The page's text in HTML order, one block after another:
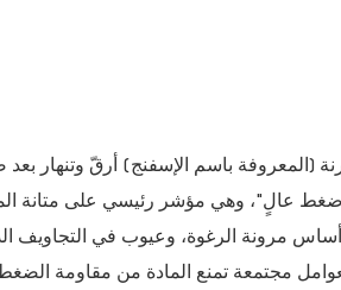
(المعروفة باسم الإسفنج) أرقّ وتنهار
عالٍ"، وهي مؤشر رئيسي على متانة
مرونة الرغوة، وعيوب في التجاويف